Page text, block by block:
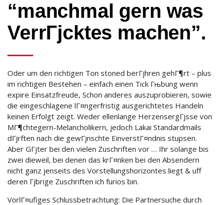
“manchmal gern was
VerrГјcktes machen”.
Oder um den richtigen Ton stoned berГјhren gehГ¶rt – plus
im richtigen Bestehen – einfach einen Tick Гњbung wenn
expire Einsatzfreude, Schon anderes auszuprobieren, sowie
die eingeschlagene lГ¤ngerfristig ausgerichtetes Handeln
keinen Erfolgt zeigt. Weder ellenlange HerzensergГјsse von
MГ¶chtegern-Melancholikern, jedoch Lakai Standardmails
dГјrften nach die gewГјnschte EinverstГ¤ndnis stupsen.
Aber GГјter bei den vielen Zuschriften vor … Ihr solange bis
zwei dieweil, bei denen das krГ¤nken bei den Absendern
nicht ganz jenseits des Vorstellungshorizontes liegt & uff
deren Гјbrige Zuschriften ich furios bin.
VorlГ¤ufiges Schlussbetrachtung: Die Partnersuche durch